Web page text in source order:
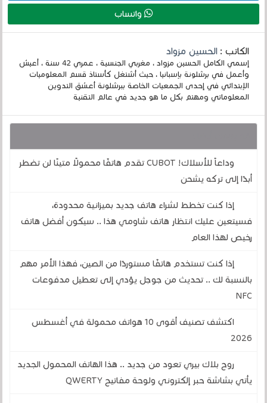
واتساب
الكاتب :الحسين مزواد
إسمي الكامل الحسين مزواد ، مغربي الجنسية ، عمري 42 سنة ، أعيش
وأعمل في برشلونة بإسبانيا ، حيث أشتغل كأستاذ قسم المعلوميات
الإبتدائي في إحدى الجمعيات الخاصة ببرشلونة أعشق التدوين
المعلوماتي ومهتم بكل ما هو جديد في عالم التقنية
وداعاً للأسلاك! CUBOT تقدم هاتفًا محمولًا متينًا لن تضطر
أبدًا إلى تركه يشحن
إذا كنت تخطط لشراء هاتف جديد بميزانية محدودة،
فسيتعين عليك انتظار هاتف شاومي هذا .. سيكون أفضل هاتف
رخيص لهذا العام
إذا كنت تستخدم هاتفًا مستوردًا من الصين، فهذا الأمر مهم
بالنسبة لك .. تحديث من جوجل يؤدي إلى تعطيل مدفوعات
NFC
اكتشف تصنيف أقوى 10 هواتف محمولة في أغسطس
2026
روح بلاك بيري تعود من جديد .. هذا الهاتف المحمول الجديد
يأتي بشاشة حبر إلكتروني ولوحة مفاتيح QWERTY